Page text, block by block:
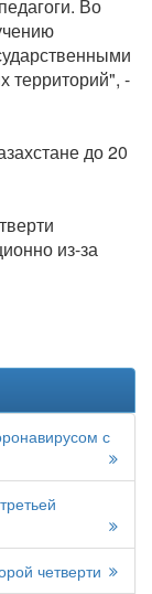
Во
территорий", -
до 20
из-за
с
четверти